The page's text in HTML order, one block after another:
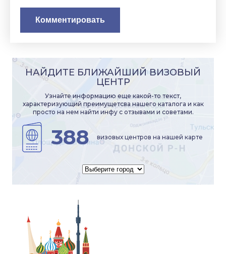
НАЙДИТЕ БЛИЖАЙШИЙ ВИЗОВЫЙ
ЦЕНТР
Узнайте информацию еще какой-то текст,
характеризующий преимущетсва нашего каталога и как
просто на нем найти инфу с отзывами и советами.
388 визовых центров на нашей карте